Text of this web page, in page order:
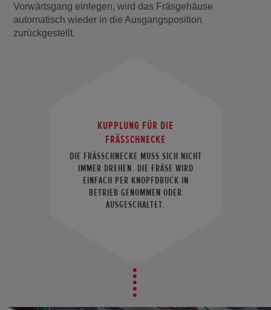
Vorwärtsgang einlegen, wird das Fräsgehäuse
automatisch wieder in die Ausgangsposition
zurückgestellt.
KUPPLUNG FÜR DIE
FRÄSSCHNECKE
DIE FRÄSSCHNECKE MUSS SICH NICHT
IMMER DREHEN. DIE FRÄSE WIRD
EINFACH PER KNOPFDRUCK IN
BETRIEB GENOMMEN ODER
AUSGESCHALTET.